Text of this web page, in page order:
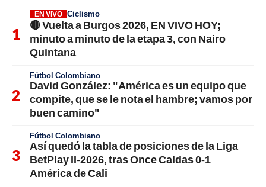
EN VIVO Ciclismo
🔴 Vuelta a Burgos 2026, EN VIVO HOY;
minuto a minuto de la etapa 3, con Nairo
Quintana
Fútbol Colombiano
David González: "América es un equipo que
compite, que se le nota el hambre; vamos por
buen camino"
Fútbol Colombiano
Así quedó la tabla de posiciones de la Liga
BetPlay II-2026, tras Once Caldas 0-1
América de Cali